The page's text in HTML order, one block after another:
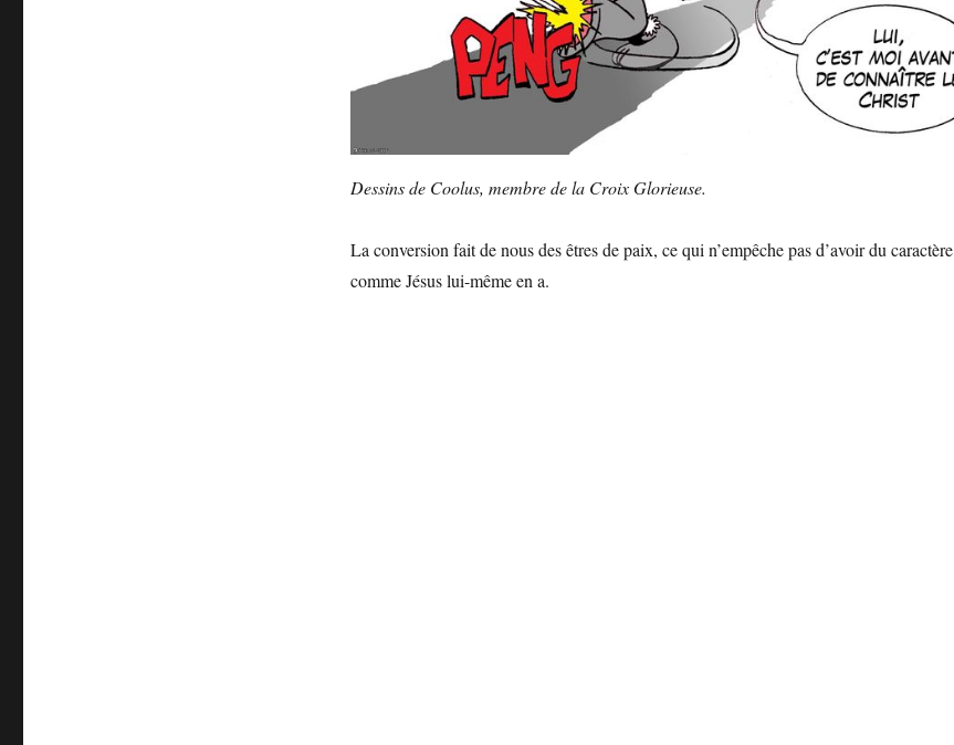
Dessins de Coolus, membre de la Croix Glorieuse.
La conversion fait de nous des êtres de paix, ce qui n’empêche pas d’avoir du caractère
comme Jésus lui-même en a.